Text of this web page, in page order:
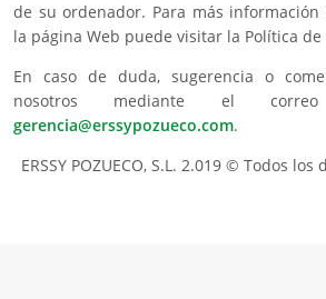
de su ordenador. Para más información
la página Web puede visitar la Política de
En caso de duda, sugerencia o
nosotros mediante el
gerencia@erssypozueco.com.
ERSSY POZUECO, S.L. 2.019 © Todos